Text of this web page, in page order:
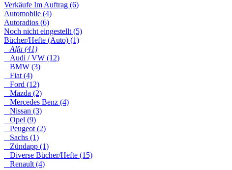
Verkäufe Im Auftrag (6)
Automobile (4)
Autoradios (6)
Noch nicht eingestellt (5)
Bücher/Hefte (Auto) (1)
Alfa (41)
Audi / VW (12)
BMW (3)
Fiat (4)
Ford (12)
Mazda (2)
Mercedes Benz (4)
Nissan (3)
Opel (9)
Peugeot (2)
Sachs (1)
Zündapp (1)
Diverse Bücher/Hefte (15)
Renault (4)